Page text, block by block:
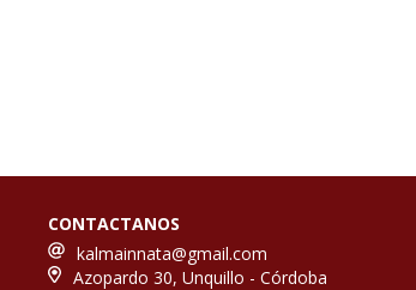
CONTACTANOS
kalmainnata@gmail.com
Azopardo 30, Unquillo - Córdoba